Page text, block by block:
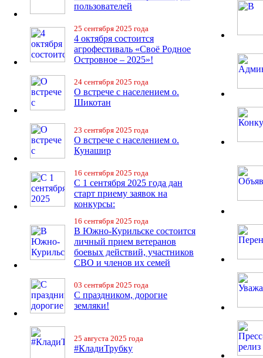
пользователей
25 сентября 2025 года
4 октября состоится
агрофестиваль «Своё Родное
Островное – 2025»!
24 сентября 2025 года
О встрече с населением о.
Шикотан
23 сентября 2025 года
О встрече с населением о.
Кунашир
16 сентября 2025 года
С 1 сентября 2025 года дан
старт приему заявок на
конкурсы:
16 сентября 2025 года
В Южно-Курильске состоится
личный прием ветеранов
боевых действий, участников
СВО и членов их семей
03 сентября 2025 года
С праздником, дорогие
земляки!
25 августа 2025 года
#КладиТрубку